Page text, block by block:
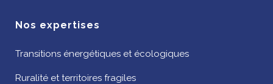
Nos expertises
Transitions énergétiques et écologiques
Ruralité et territoires fragiles